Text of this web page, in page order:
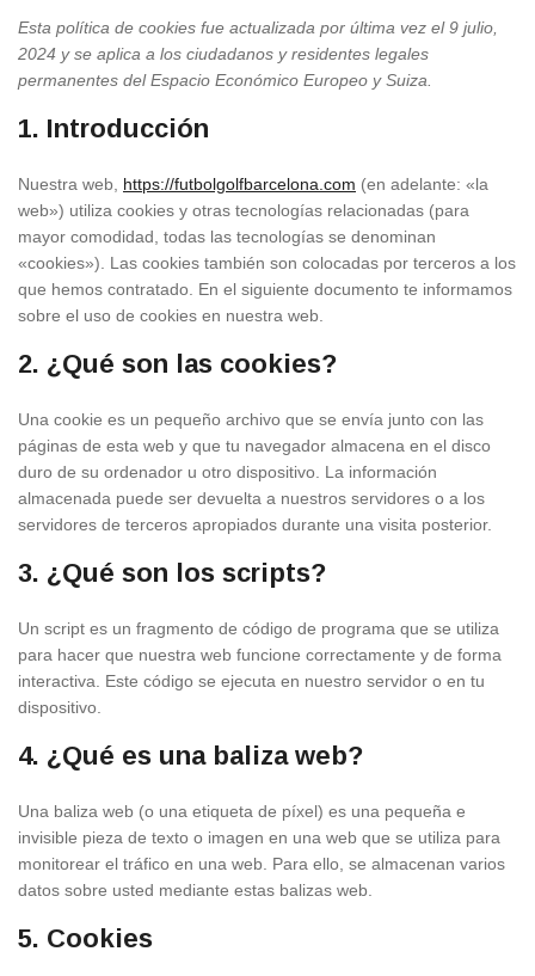
Esta política de cookies fue actualizada por última vez el 9 julio,
2024 y se aplica a los ciudadanos y residentes legales
permanentes del Espacio Económico Europeo y Suiza.
1. Introducción
Nuestra web, https://futbolgolfbarcelona.com (en adelante: «la
web») utiliza cookies y otras tecnologías relacionadas (para
mayor comodidad, todas las tecnologías se denominan
«cookies»). Las cookies también son colocadas por terceros a los
que hemos contratado. En el siguiente documento te informamos
sobre el uso de cookies en nuestra web.
2. ¿Qué son las cookies?
Una cookie es un pequeño archivo que se envía junto con las
páginas de esta web y que tu navegador almacena en el disco
duro de su ordenador u otro dispositivo. La información
almacenada puede ser devuelta a nuestros servidores o a los
servidores de terceros apropiados durante una visita posterior.
3. ¿Qué son los scripts?
Un script es un fragmento de código de programa que se utiliza
para hacer que nuestra web funcione correctamente y de forma
interactiva. Este código se ejecuta en nuestro servidor o en tu
dispositivo.
4. ¿Qué es una baliza web?
Una baliza web (o una etiqueta de píxel) es una pequeña e
invisible pieza de texto o imagen en una web que se utiliza para
monitorear el tráfico en una web. Para ello, se almacenan varios
datos sobre usted mediante estas balizas web.
5. Cookies